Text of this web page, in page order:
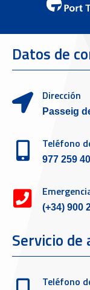
Datos de
Dirección
Passeig
Teléfono
977 259
(+34) 900
Servicio
Teléfono